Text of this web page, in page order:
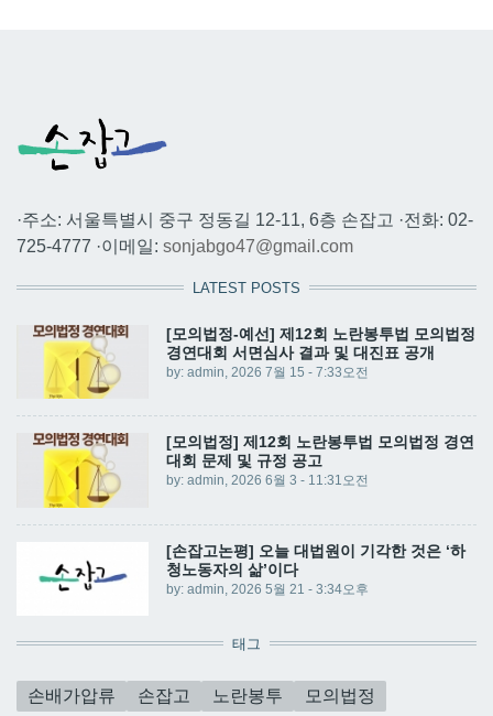
·주소: 서울특별시 중구 정동길 12-11, 6층 손잡고 ·전화: 02-
725-4777 ·이메일: sonjabgo47@gmail.com
LATEST POSTS
[모의법정-예선] 제12회 노란봉투법 모의법정
경연대회 서면심사 결과 및 대진표 공개
by: admin , 2026 7월 15 - 7:33오전
[모의법정] 제12회 노란봉투법 모의법정 경연
대회 문제 및 규정 공고
by: admin, 2026 6월 3 - 11:31오전
[손잡고논평] 오늘 대법원이 기각한 것은 ‘하
청노동자의 삶’이다
by: admin , 2026 5월 21 - 3:34오후
태그
손배가압류 손잡고 노란봉투
모의법정